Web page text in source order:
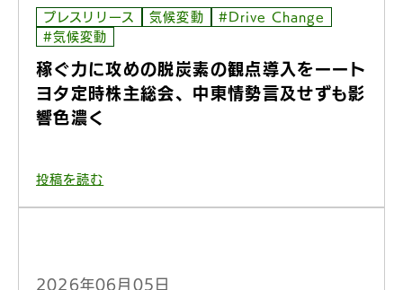
プレスリリース 気候変動
#Drive Change
#気候変動
稼ぐ力に攻めの脱炭素の観点導入をーート
ヨタ定時株主総会、中東情勢言及せずも影
響色濃く
投稿を読む
2026年06月05日